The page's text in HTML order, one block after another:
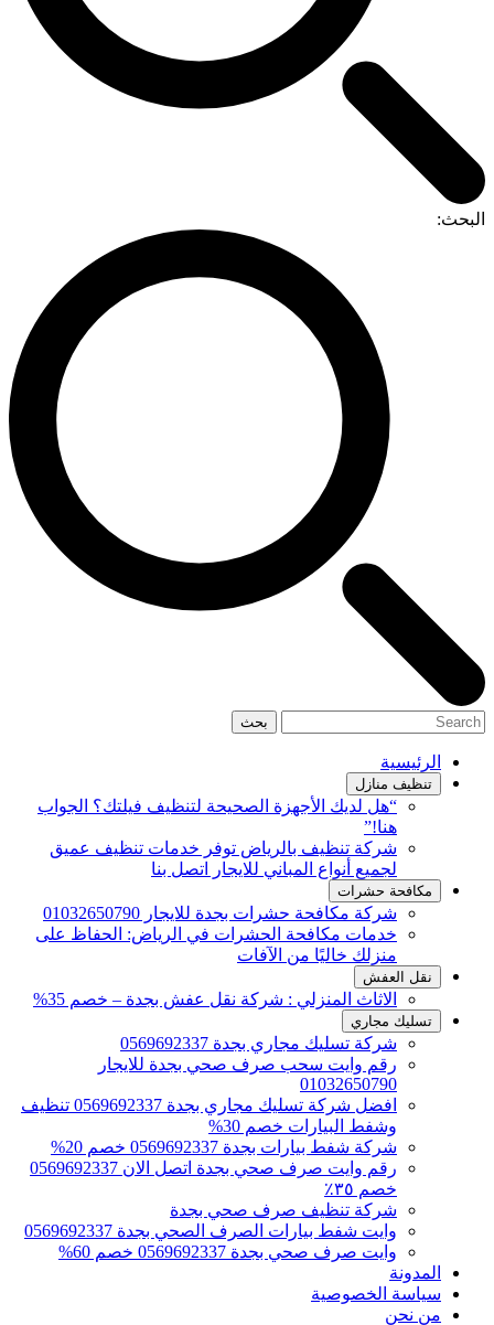
بحث
الرئيسية
تنظيف منازل
“هل لديك الأجهزة الصحيحة لتنظيف فيلتك؟ الجواب
هنا!”
شركة تنظيف بالرياض توفر خدمات تنظيف عميق
لجميع أنواع المباني للايجار اتصل بنا
مكافحة حشرات
شركة مكافحة حشرات بجدة للايجار 01032650790
خدمات مكافحة الحشرات في الرياض: الحفاظ على
منزلك خاليًا من الآفات
نقل العفش
الاثاث المنزلي : شركة نقل عفش بجدة – خصم 35%
تسليك مجاري
شركة تسليك مجاري بجدة 0569692337
رقم وايت سحب صرف صحي بجدة للايجار
01032650790
افضل شركة تسليك مجاري بجدة 0569692337 تنظيف
وشفط البيارات خصم 30%
شركة شفط بيارات بجدة 0569692337 خصم 20%
رقم وايت صرف صحي بجدة اتصل الان 0569692337
خصم ٣٥٪
شركة تنظيف صرف صحي بجدة
وايت شفط بيارات الصرف الصحي بجدة 0569692337
وايت صرف صحي بجدة 0569692337 خصم 60%
المدونة
سياسة الخصوصية
من نحن